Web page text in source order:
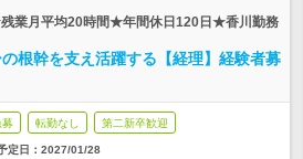
業月平均20時間★年間休日120日★香川勤務
根幹を支え活躍する【経理】経験者募
募 転勤なし 第二新卒歓迎
定日： 2027/01/28